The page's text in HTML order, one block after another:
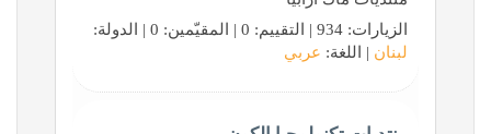
الزيارات: 934 | التقييم: 0 | المقيّمين: 0 | الدولة:
لبنان | اللغة: عربي